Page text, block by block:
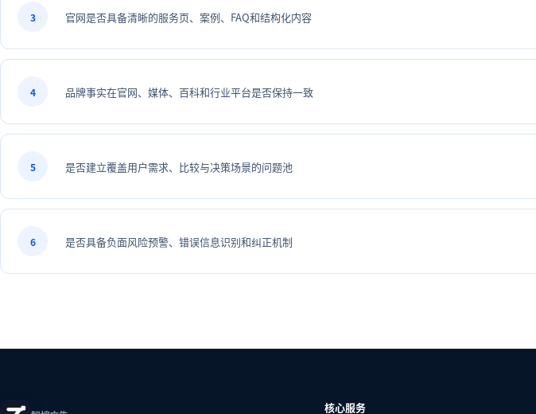
3 官网是否具备清晰的服务页、案例、FAQ和结构化内容
4 品牌事实在官网、媒体、百科和行业平台是否保持一致
5 是否建立覆盖用户需求、比较与决策场景的问题池
6 是否具备负面风险预警、错误信息识别和纠正机制
核心服务